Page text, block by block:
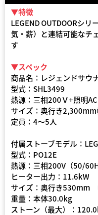
▼特徴
LEGEND OUTDOORシ
気・薪）と連結可能なチ
す
▼スペック
商品名：レジェンドサウ
型式：SHL3499
熱源：三相200Ｖ+照明
サイズ：奥行き
定員：4～5人
付属ストーブモデル：
型式：PO12E
熱源：三相200V（50/
ヒーター出力：11.6kW
サイズ：奥行き
重量：本体30.0kg
ストーン（最大）：